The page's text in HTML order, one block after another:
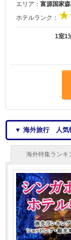
エリア：富源国家
ホテルランク：
1室1
▼ 海外旅行 人気
海外特集ランキ